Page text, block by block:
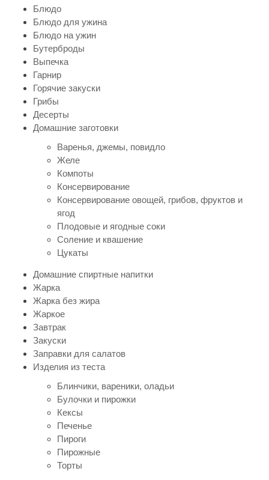
Блюдо
Блюдо для ужина
Блюдо на ужин
Бутерброды
Выпечка
Гарнир
Горячие закуски
Грибы
Десерты
Домашние заготовки
Варенья, джемы, повидло
Желе
Компоты
Консервирование
Консервирование овощей, грибов, фруктов и
ягод
Плодовые и ягодные соки
Соление и квашение
Цукаты
Домашние спиртные напитки
Жарка
Жарка без жира
Жаркое
Завтрак
Закуски
Заправки для салатов
Изделия из теста
Блинчики, вареники, оладьи
Булочки и пирожки
Кексы
Печенье
Пироги
Пирожные
Торты